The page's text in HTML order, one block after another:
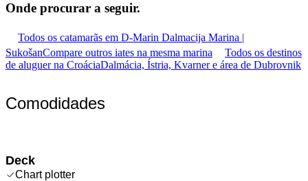
Onde procurar a seguir.
Todos os catamarãs em D-Marin Dalmacija Marina |
SukošanCompare outros iates na mesma marina
Todos os destinos
de aluguer na CroáciaDalmácia, Ístria, Kvarner e área de Dubrovnik
Comodidades
Deck
Chart plotter